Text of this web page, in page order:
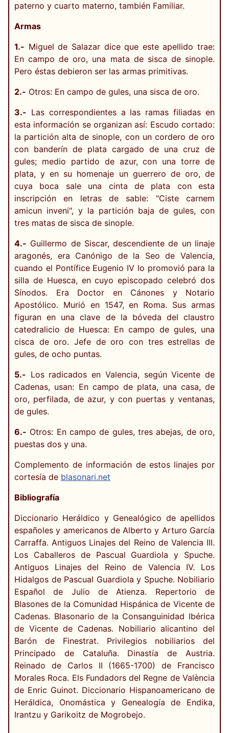
paterno y cuarto materno, también Familiar.
Armas
1.- Miguel de Salazar dice que este apellido trae:
En campo de oro, una mata de sisca de sinople.
Pero éstas debieron ser las armas primitivas.
2.- Otros: En campo de gules, una sisca de oro.
3.- Las correspondientes a las ramas filiadas en
esta información se organizan así: Escudo cortado:
la partición alta de sinople, con un cordero de oro
con banderín de plata cargado de una cruz de
gules; medio partido de azur, con una torre de
plata, y en su homenaje un guerrero de oro, de
cuya boca sale una cinta de plata con esta
inscripción en letras de sable: "Ciste carnem
amicun inveni", y la partición baja de gules, con
tres matas de sisca de sinople.
4.- Guillermo de Siscar, descendiente de un linaje
aragonés, era Canónigo de la Seo de Valencia,
cuando el Pontífice Eugenio IV lo promovió para la
silla de Huesca, en cuyo episcopado celebró dos
Sínodos. Era Doctor en Cánones y Notario
Apostólico. Murió en 1547, en Roma. Sus armas
figuran en una clave de la bóveda del claustro
catedralicio de Huesca: En campo de gules, una
cisca de oro. Jefe de oro con tres estrellas de
gules, de ocho puntas.
5.- Los radicados en Valencia, según Vicente de
Cadenas, usan: En campo de plata, una casa, de
oro, perfilada, de azur, y con puertas y ventanas,
de gules.
6.- Otros: En campo de gules, tres abejas, de oro,
puestas dos y una.
Complemento de información de estos linajes por
cortesía de blasonari.net
Bibliografía
Diccionario Heráldico y Genealógico de apellidos
españoles y americanos de Alberto y Arturo García
Carraffa. Antiguos Linajes del Reino de Valencia III.
Los Caballeros de Pascual Guardiola y Spuche.
Antiguos Linajes del Reino de Valencia IV. Los
Hidalgos de Pascual Guardiola y Spuche. Nobiliario
Español de Julio de Atienza. Repertorio de
Blasones de la Comunidad Hispánica de Vicente de
Cadenas. Blasonario de la Consanguinidad Ibérica
de Vicente de Cadenas. Nobiliario alicantino del
Barón de Finestrat. Privilegios nobiliarios del
Principado de Cataluña. Dinastía de Austria.
Reinado de Carlos II (1665-1700) de Francisco
Morales Roca. Els Fundadors del Regne de València
de Enric Guinot. Diccionario Hispanoamericano de
Heráldica, Onomástica y Genealogía de Endika,
Irantzu y Garikoitz de Mogrobejo.